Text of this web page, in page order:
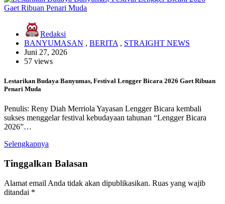
Redaksi
BANYUMASAN , BERITA , STRAIGHT NEWS
Juni 27, 2026
57 views
Lestarikan Budaya Banyumas, Festival Lengger Bicara 2026 Gaet Ribuan
Penari Muda
Penulis: Reny Diah Merriola Yayasan Lengger Bicara kembali
sukses menggelar festival kebudayaan tahunan “Lengger Bicara
2026”…
Selengkapnya
Tinggalkan Balasan
Alamat email Anda tidak akan dipublikasikan. Ruas yang wajib
ditandai *